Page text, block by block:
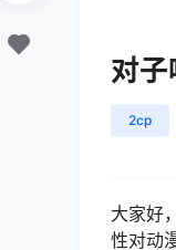
对
2cp
大家好
性对动